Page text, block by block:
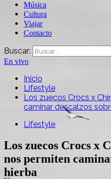
Música
Cultura
Viajar
Contacto
Buscar:
En vivo
Inicio
Lifestyle
Los zuecos Crocs x
caminar descalzos
Lifestyle
Los zuecos Crocs x
nos permiten
hierba